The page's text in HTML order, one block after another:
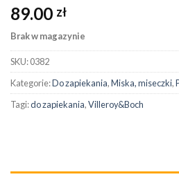
89.00 zł
Brak w magazynie
SKU:0382
Kategorie:Do zapiekania,Miska, miseczki,
Tagi:do zapiekania,Villeroy&Boch